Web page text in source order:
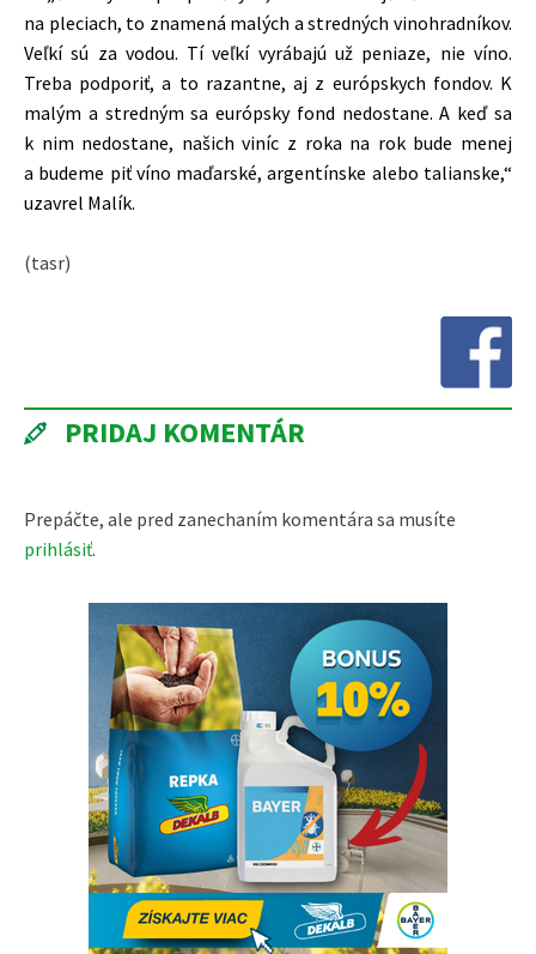
na pleciach, to znamená malých a stredných vinohradníkov.
Veľkí sú za vodou. Tí veľkí vyrábajú už peniaze, nie víno.
Treba podporiť, a to razantne, aj z európskych fondov. K
malým a stredným sa európsky fond nedostane. A keď sa
k nim nedostane, našich viníc z roka na rok bude menej
a budeme piť víno maďarské, argentínske alebo talianske,“
uzavrel Malík.
(tasr)
PRIDAJ KOMENTÁR
Prepáčte, ale pred zanechaním komentára sa musíte
prihlásiť.